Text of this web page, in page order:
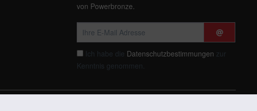
von Powerbronze.
Ich habe die Datenschutzbestimmungen zur
Kenntnis genommen.